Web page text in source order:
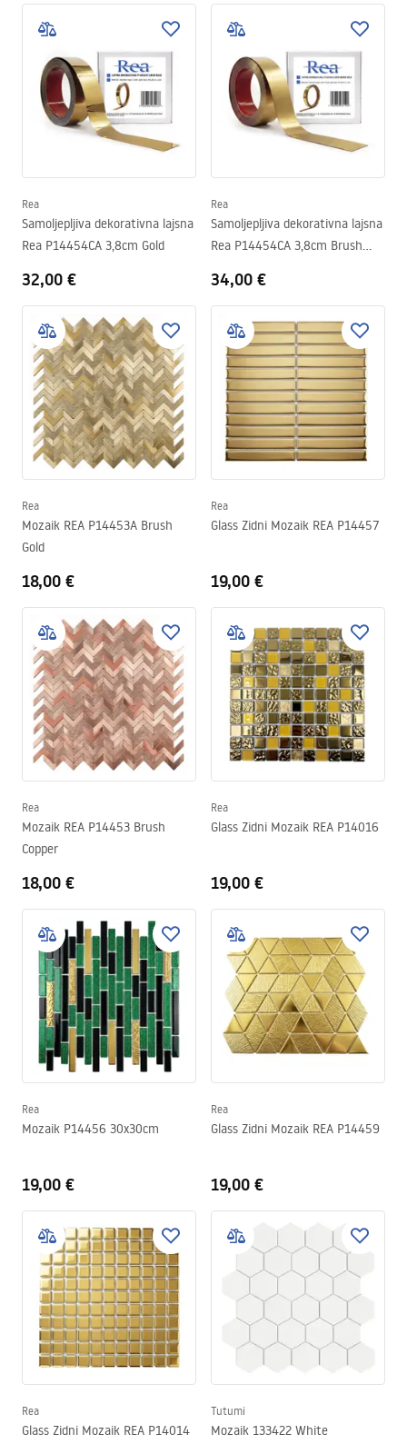
Rea
Samoljepljiva dekorativna lajsna
Rea P14454CA 3,8cm Gold
32,00 €
Rea
Samoljepljiva dekorativna lajsna
Rea P14454CA 3,8cm Brush
34,00 €
Rea
Mozaik REA P14453A Brush
Gold
18,00 €
Rea
Glass Zidni Mozaik REA P14457
19,00 €
Rea
Mozaik REA P14453 Brush
Copper
18,00 €
Rea
Glass Zidni Mozaik REA P14016
19,00 €
Rea
Mozaik P14456 30x30cm
19,00 €
Rea
Glass Zidni Mozaik REA P14459
19,00 €
Rea
Glass Zidni Mozaik REA P14014
Tutumi
Mozaik 133422 White